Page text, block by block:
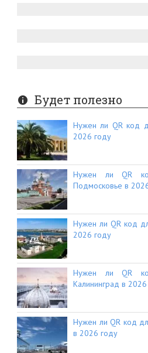
Будет полезно
Нужен ли QR код
2026 году
Нужен ли QR
Подмосковье в
Нужен ли QR код
2026 году
Нужен ли QR
Калининград в
Нужен ли QR код
в 2026 году